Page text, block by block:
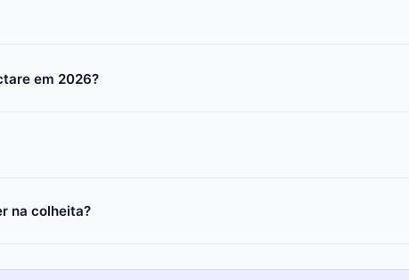
em 2026?
na colheita?